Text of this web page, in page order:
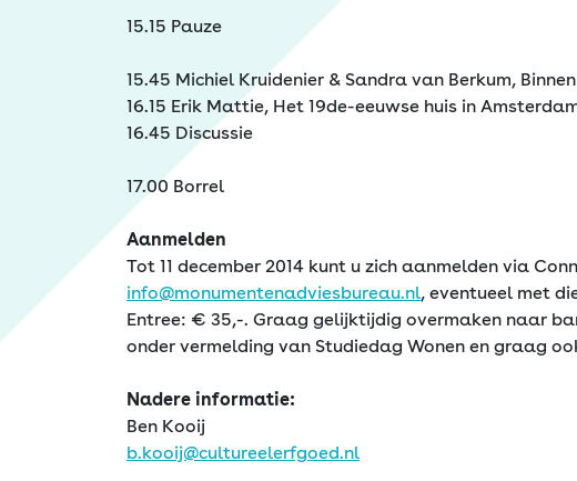
15.15 Pauze
15.45 Michiel Kruidenier & Sandra van Berkum,
16.15 Erik Mattie, Het 19de-eeuwse huis in
16.45 Discussie
17.00 Borrel
Aanmelden
Tot 11 december 2014 kunt u zich aanmelden via
info@monumentenadviesbureau.nl, eventueel met
Entree: € 35,-. Graag gelijktijdig overmaken naar
onder vermelding van Studiedag Wonen en graag
Nadere informatie:
Ben Kooij
b.kooij@cultureelerfgoed.nl